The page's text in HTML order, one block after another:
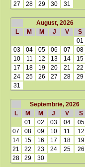
27
28 29 30 31
August, 2026
L
M M J V S
01
03
04 05 06 07 08
10
11 12 13 14 15
17
18 19 20 21 22
24
25 26 27 28 29
31
Septembrie, 2026
L
M M J V S
01
02 03 04 05
07
08 09 10 11 12
14
15 16 17 18 19
21
22 23 24 25 26
28
29 30